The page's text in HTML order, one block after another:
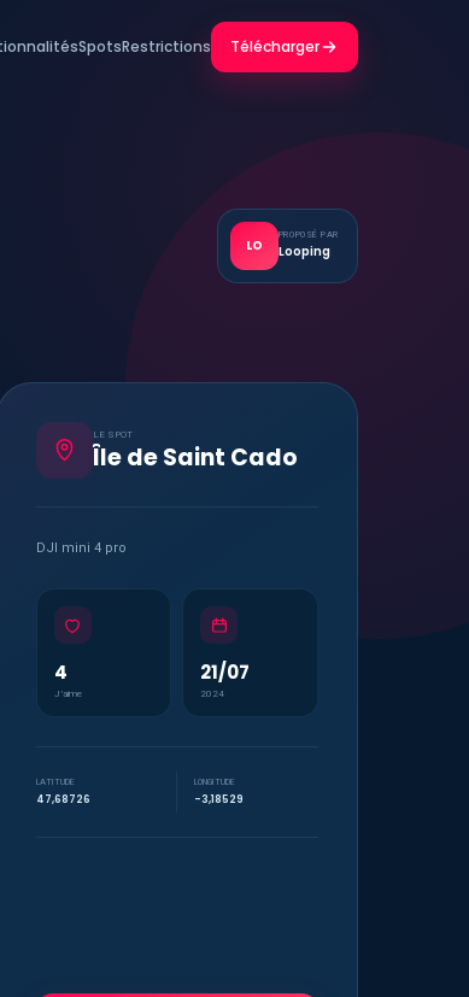
SpotsRestrictions Télécharger
LO
PROPOSÉ PAR
Looping
LE SPOT
Île de Saint Cado
DJI mini 4 pro
4
J’aime
21/07
2024
LATITUDE
47,68726
LONGITUDE
-3,18529